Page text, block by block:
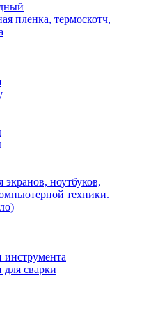
пленка, термоскотч,
экранов, ноутбуков,
техники.
сварки